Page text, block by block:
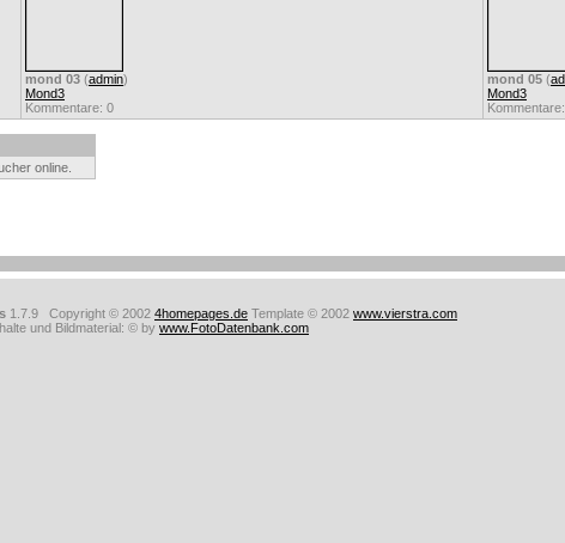
mond 03 (admin)
Mond3
Kommentare: 0
mond 05 (
Mond3
online.
1.7.9 Copyright © 2002 4homepages.de Template © 2002 www.vierstra.com
und Bildmaterial: © by www.FotoDatenbank.com